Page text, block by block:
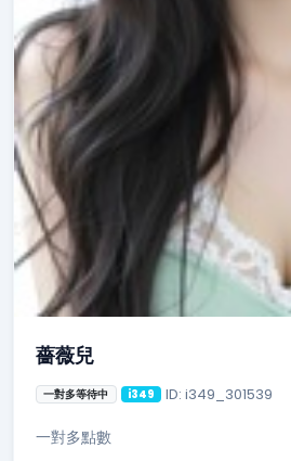
薔薇兒
一對多等待中 i349 ID: i349_301539
一對多點數